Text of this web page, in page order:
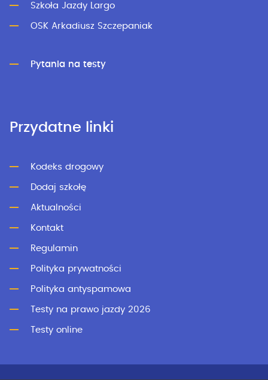
Szkoła Jazdy Largo
OSK Arkadiusz Szczepaniak
Pytania na testy
Przydatne linki
Kodeks drogowy
Dodaj szkołę
Aktualności
Kontakt
Regulamin
Polityka prywatności
Polityka antyspamowa
Testy na prawo jazdy 2026
Testy online